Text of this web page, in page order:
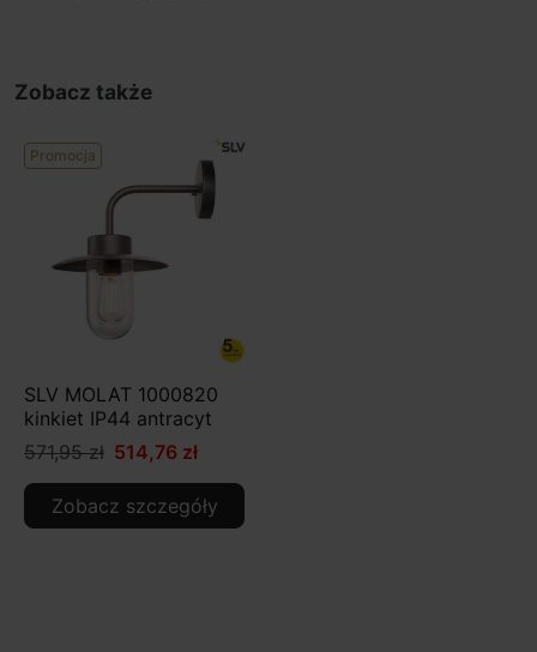
Zobacz także
Promocja
SLV MOLAT 1000820
kinkiet IP44 antracyt
571,95 zł 514,76 zł
Zobacz szczegóły